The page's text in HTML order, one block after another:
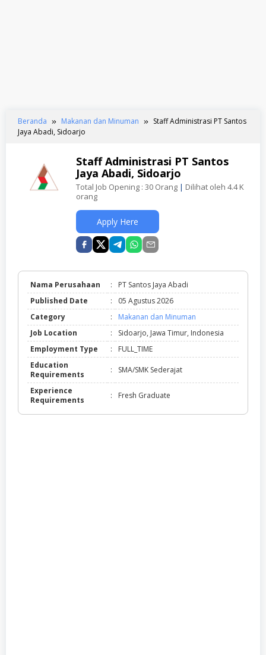
Beranda Makanan dan Minuman
Staff Administrasi PT Santos
Jaya Abadi, Sidoarjo
Staff Administrasi PT Santos
Jaya Abadi, Sidoarjo
Total Job Opening : 30 Orang | Dilihat oleh 4.4 K
orang
Apply Here
Nama Perusahaan :
PT Santos Jaya Abadi
Published Date
:
05 Agustus 2026
Category
:
Makanan dan Minuman
Job Location
:
Sidoarjo, Jawa Timur, Indonesia
Employment Type
:
FULL_TIME
Education
Requirements
: SMA/SMK Sederajat
Experience
Requirements
: Fresh Graduate